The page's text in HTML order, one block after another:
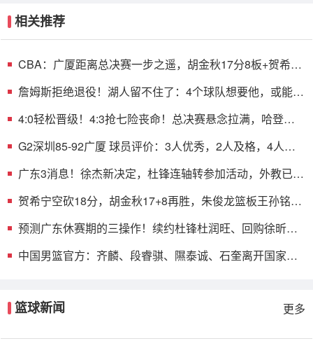
相关推荐
CBA：广厦距离总决赛一步之遥，胡金秋17分8板+贺希宁
詹姆斯拒绝退役！湖人留不住了：4个球队想要他，或能跟
4:0轻松晋级！4:3抢七险丧命！总决赛悬念拉满，哈登最
G2深圳85-92广厦 球员评价：3人优秀，2人及格，4人低
广东3消息！徐杰新决定，杜锋连轴转参加活动，外教已离
贺希宁空砍18分，胡金秋17+8再胜，朱俊龙篮板王孙铭徽
预测广东休赛期的三操作！续约杜锋杜润旺、回购徐昕、
中国男篮官方：齐麟、段睿骐、隰泰诚、石奎离开国家队
篮球新闻 更多